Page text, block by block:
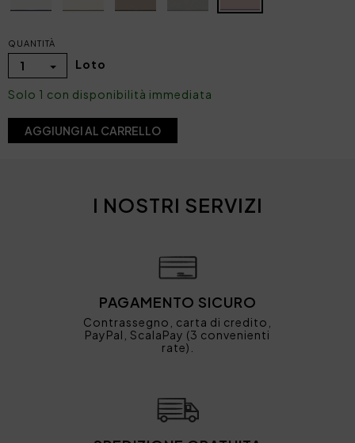
QUANTITÀ
1 Loto
Solo 1 con disponibilità immediata
AGGIUNGI AL CARRELLO
I NOSTRI SERVIZI
PAGAMENTO SICURO
Contrassegno, carta di credito,
PayPal, ScalaPay (3 convenienti
rate).